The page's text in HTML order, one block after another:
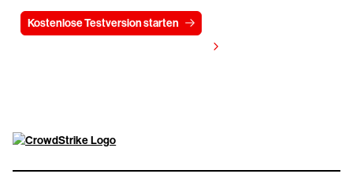
Kostenlose Testversion starten